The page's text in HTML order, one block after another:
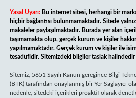
Yasal Uyarı: Bu internet sitesi, herhangi bir
hiçbir bağlantısı bulunmamaktadır. Sitede
makaleler paylaşılmaktadır. Burada yer alan
taşımamakta olup, gerçek kurum ve kişiler
yapılmamaktadır. Gerçek kurum ve kişiler ile
tesadüfidir. Sitemizdeki bilgiler taslak halindedir
Sitemiz, 5651 Sayılı Kanun gereğince Bilgi
(BTK) tarafından onaylanmış bir Yer Sağlayıcı
nedenle, sitedeki içerikleri proaktif olarak